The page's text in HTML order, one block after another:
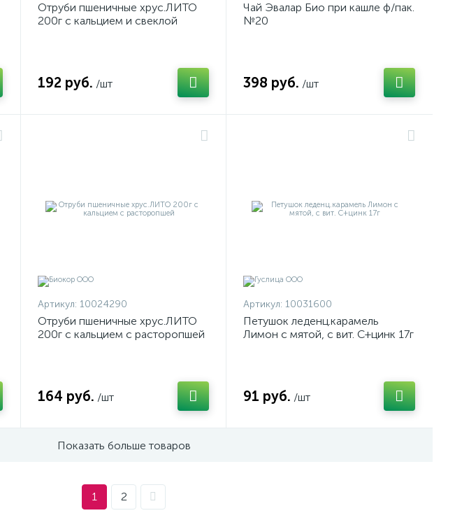
Отруби пшеничные хрус.ЛИТО
200г с кальцием и свеклой
192 руб. /шт
Чай Эвалар Био при кашле ф/пак.
№20
398 руб. /шт
Артикул: 10024290
Отруби пшеничные хрус.ЛИТО
200г с кальцием с расторопшей
164 руб. /шт
Артикул: 10031600
Петушок леденц.карамель
Лимон с мятой, с вит. С+цинк 17г
91 руб. /шт
Показать больше товаров
1 2